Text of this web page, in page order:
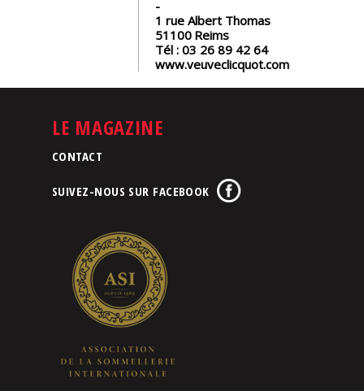
1 rue Albert Thomas
51100 Reims
Tél : 03 26 89 42 64
www.veuveclicquot.com
LE MAGAZINE
CONTACT
SUIVEZ-NOUS SUR FACEBOOK